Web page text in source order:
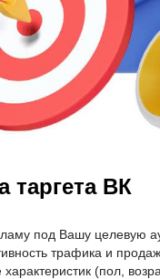
таргета ВК
под Вашу целевую
трафика и
(пол,